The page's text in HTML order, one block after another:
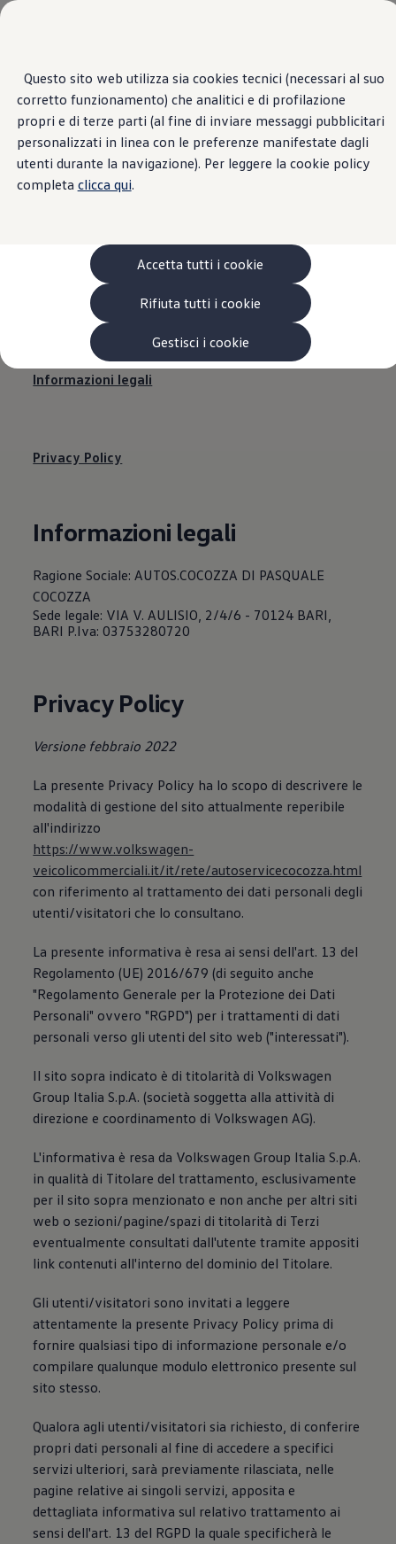
Questo sito web utilizza sia cookies tecnici (necessari al suo
corretto funzionamento) che analitici e di profilazione
propri e di terze parti (al fine di inviare messaggi pubblicitari
personalizzati in linea con le preferenze manifestate dagli
utenti durante la navigazione). Per leggere la cookie policy
completa clicca qui.
Accetta tutti i cookie
Rifiuta tutti i cookie
Gestisci i cookie
Passa ai
contenuti
principali
Passa
a
fondo
pagina
VanLife
Pick-up
Veicoli Commerciali Elettrici
Van
Modelli precedenti
Confronta i modelli
Configurazioni salvate
Volkswagen Auto
Acquista il tuo Veicolo Volkswagen
Ecoincentivi Volkswagen
5 Plus
Usato Certificato
Garanzia Usato
Assicurazioni
Clienti Business
Gamma, promozioni e servizi
Service Flotte
Area Contatti Clienti Business
Noleggio
Leasing Finanziario
Estensione Garanzia Usato
Furto e incendio
Safe inMotion e Capital Safe +
Allestimenti e personalizzazioni
Allestimenti chiavi in mano
Trasporto persone con disabilità
Guida sui veicoli elettrici e sulle batterie
Veicoli elettrici
Simulatore del tempo di ricarica
Simulatore dell’autonomia
Ricarica in movimento
Accessori per la ricarica
Calcolo percorso
Connettività e Sicurezza
VW Connect
VW Connect per ID. Buzz
VW Connect per Amarok
VW Connect per Transporter e Caravelle
Sistemi di assistenza alla guida
Aggiornamenti software per ID. Buzz
Car-Net e App-connect
California App
Service
Promozioni
Manutenzione e Servizi
Piani di Manutenzione
Ruote e Pneumatici
Servizio Officina Mobile
Finanziamento Save&Care
Accessori
Servizio Mobilità
Garanzie
Informazioni utili
Mondo Volkswagen
Il Bar del Lunedì
VanLife Stories
75 anni di Bulli
Guida autonoma
Contatti
AUTOS.COCOZZA DI
PASQUALE
COCOZZA |
Informazioni legali
Informazioni legali
Privacy Policy
Informazioni legali
Ragione Sociale: AUTOS.COCOZZA DI PASQUALE
COCOZZA
Sede legale: VIA V. AULISIO, 2/4/6 - 70124 BARI,
BARI P.Iva: 03753280720
Privacy Policy
Versione febbraio 2022
La presente Privacy Policy ha lo scopo di descrivere le
modalità di gestione del sito attualmente reperibile
all'indirizzo
https://www.volkswagen-
veicolicommerciali.it/it/rete/autoservicecocozza.html
con riferimento al trattamento dei dati personali degli
utenti/visitatori che lo consultano.
La presente informativa è resa ai sensi dell'art. 13 del
Regolamento (UE) 2016/679 (di seguito anche
"Regolamento Generale per la Protezione dei Dati
Personali" ovvero "RGPD") per i trattamenti di dati
personali verso gli utenti del sito web ("interessati").
Il sito sopra indicato è di titolarità di Volkswagen
Group Italia S.p.A. (società soggetta alla attività di
direzione e coordinamento di Volkswagen AG).
L'informativa è resa da Volkswagen Group Italia S.p.A.
in qualità di Titolare del trattamento, esclusivamente
per il sito sopra menzionato e non anche per altri siti
web o sezioni/pagine/spazi di titolarità di Terzi
eventualmente consultati dall'utente tramite appositi
link contenuti all'interno del dominio del Titolare.
Gli utenti/visitatori sono invitati a leggere
attentamente la presente Privacy Policy prima di
fornire qualsiasi tipo di informazione personale e/o
compilare qualunque modulo elettronico presente sul
sito stesso.
Qualora agli utenti/visitatori sia richiesto, di conferire
propri dati personali al fine di accedere a specifici
servizi ulteriori, sarà previamente rilasciata, nelle
pagine relative ai singoli servizi, apposita e
dettagliata informativa sul relativo trattamento ai
sensi dell'art. 13 del RGPD la quale specificherà le